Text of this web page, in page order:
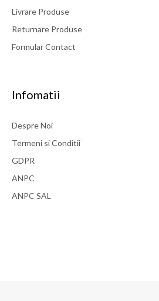
Livrare Produse
Returnare Produse
Formular Contact
Infomatii
Despre Noi
Termeni si Conditii
GDPR
ANPC
ANPC SAL